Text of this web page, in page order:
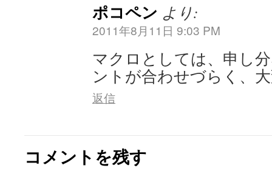
ポコペン より:
2011年8月11日 9:03 PM
マクロとしては、申し
ントが合わせづらく、
返信
コメントを残す